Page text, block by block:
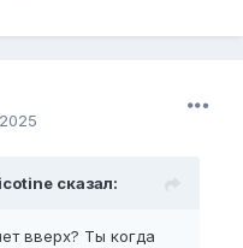
сказал:
вверх? Ты когда